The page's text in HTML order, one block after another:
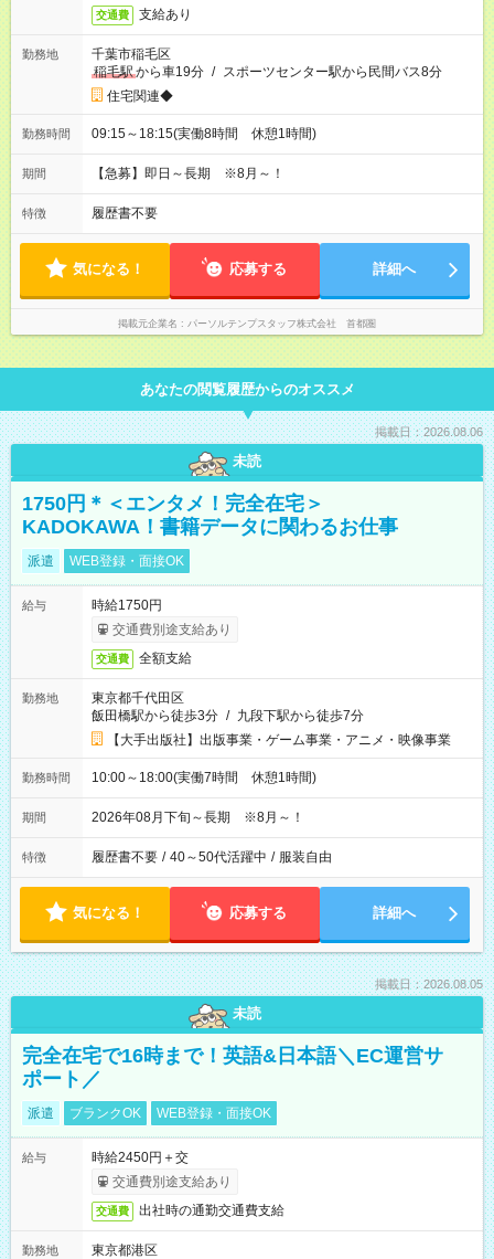
交通費 支給あり
勤務地
千葉市稲毛区
稲毛駅から車19分 / スポーツセンター駅から民間バス8分
住宅関連◆
勤務時間 09:15～18:15(実働8時間 休憩1時間)
期間 【急募】即日～長期 ※8月～！
特徴 履歴書不要
気になる！ 応募する 詳細へ
掲載元企業名 パーソルテンプスタッフ株式会社 首都圏
あなたの閲覧履歴からのオススメ
掲載日：2026.08.06
未読
1750円＊＜エンタメ！完全在宅＞
KADOKAWA！書籍データに関わるお仕事
派遣 WEB登録・面接OK
給与
時給1750円
交通費別途支給あり
交通費 全額支給
勤務地
東京都千代田区
飯田橋駅から徒歩3分 / 九段下駅から徒歩7分
【大手出版社】出版事業・ゲーム事業・アニメ・映像事業
勤務時間 10:00～18:00(実働7時間 休憩1時間)
期間 2026年08月下旬～長期 ※8月～！
特徴 履歴書不要 / 40～50代活躍中 / 服装自由
気になる！ 応募する 詳細へ
掲載日：2026.08.05
未読
完全在宅で16時まで！英語&日本語＼EC運営サ
ポート／
派遣 ブランクOK WEB登録・面接OK
給与
時給2450円＋交
交通費別途支給あり
交通費 出社時の通勤交通費支給
勤務地
東京都港区